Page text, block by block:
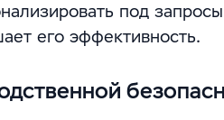
под
его эффективность.